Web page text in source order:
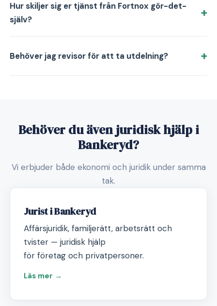
Hur skiljer sig er tjänst från Fortnox gör-det-
själv?
Behöver jag revisor för att ta utdelning?
Behöver du även juridisk hjälp i
Bankeryd?
Vi erbjuder både ekonomi och juridik under samma
tak.
Jurist i Bankeryd
Affärsjuridik, familjerätt, arbetsrätt och
tvister — juridisk hjälp
för företag och privatpersoner.
Läs mer →